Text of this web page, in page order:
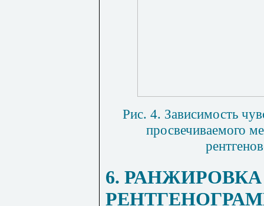
Рис. 4. Зависимость
просвечиваемого
6. РАНЖИРОВКА